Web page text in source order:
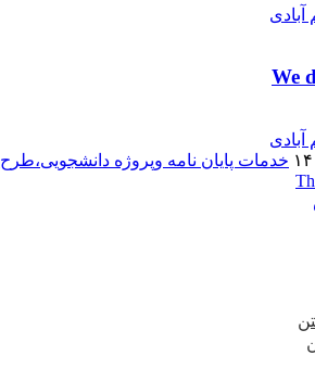
We
خدمات پایان نامه وپروژه